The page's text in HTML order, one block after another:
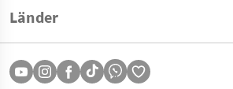
Länder